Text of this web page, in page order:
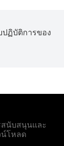
ปฏิบัติการของ
สนับสนุนและ
โหลด